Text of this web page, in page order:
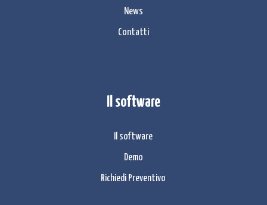
News
Contatti
Il software
Il software
Demo
Richiedi Preventivo